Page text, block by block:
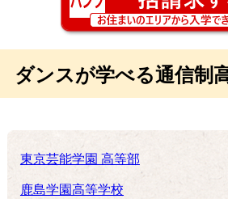
ダンスが学べる通信制
東京芸能学園 高等部
鹿島学園高等学校